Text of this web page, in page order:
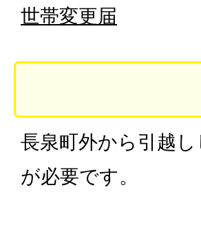
世帯変更届
長泉町外から引越
が必要です。